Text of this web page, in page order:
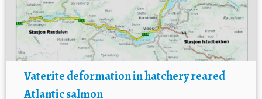
Vaterite deformation in hatchery reared
Atlantic salmon